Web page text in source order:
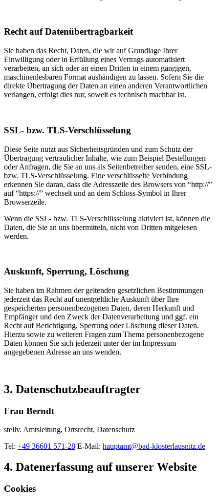
Recht auf Datenübertragbarkeit
Sie haben das Recht, Daten, die wir auf Grundlage Ihrer
Einwilligung oder in Erfüllung eines Vertrags automatisiert
verarbeiten, an sich oder an einen Dritten in einem gängigen,
maschinenlesbaren Format aushändigen zu lassen. Sofern Sie die
direkte Übertragung der Daten an einen anderen Verantwortlichen
verlangen, erfolgt dies nur, soweit es technisch machbar ist.
SSL- bzw. TLS-Verschlüsselung
Diese Seite nutzt aus Sicherheitsgründen und zum Schutz der
Übertragung vertraulicher Inhalte, wie zum Beispiel Bestellungen
oder Anfragen, die Sie an uns als Seitenbetreiber senden, eine SSL-
bzw. TLS-Verschlüsselung. Eine verschlüsselte Verbindung
erkennen Sie daran, dass die Adresszeile des Browsers von “http://”
auf “https://” wechselt und an dem Schloss-Symbol in Ihrer
Browserzeile.
Wenn die SSL- bzw. TLS-Verschlüsselung aktiviert ist, können die
Daten, die Sie an uns übermitteln, nicht von Dritten mitgelesen
werden.
Auskunft, Sperrung, Löschung
Sie haben im Rahmen der geltenden gesetzlichen Bestimmungen
jederzeit das Recht auf unentgeltliche Auskunft über Ihre
gespeicherten personenbezogenen Daten, deren Herkunft und
Empfänger und den Zweck der Datenverarbeitung und ggf. ein
Recht auf Berichtigung, Sperrung oder Löschung dieser Daten.
Hierzu sowie zu weiteren Fragen zum Thema personenbezogene
Daten können Sie sich jederzeit unter der im Impressum
angegebenen Adresse an uns wenden.
3. Datenschutzbeauftragter
Frau Berndt
stellv. Amtsleitung, Ortsrecht, Datenschutz
Tel: +49 36601 571-28 E-Mail: hauptamt@bad-klosterlausnitz.de
4. Datenerfassung auf unserer Website
Cookies